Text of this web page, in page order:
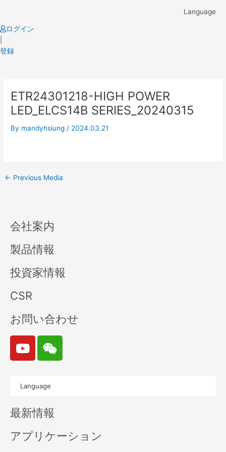
content
Language
ログイン
登録
ETR24301218-HIGH POWER
LED_ELCS14B SERIES_20240315
By mandyhsiung / 2024.03.21
navigation
← Previous Media
会社案内
製品情報
投資家情報
CSR
お問い合わせ
Y
o
u
b
e
W
e
i
n
Language
最新情報
アプリケーション